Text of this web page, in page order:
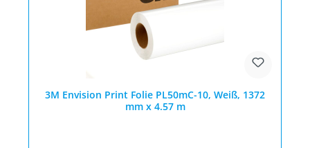
3M Envision Print Folie PL50mC-10, Weiß, 1372
mm x 4.57 m